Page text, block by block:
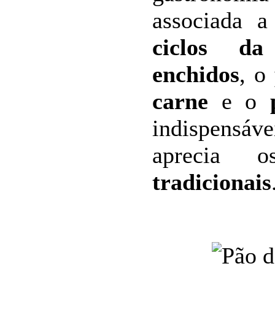
associada
ciclos da
enchidos, o
carne e o
aprecia
tradicionais